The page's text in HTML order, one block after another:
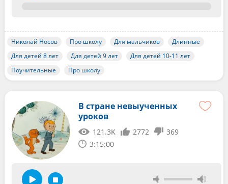
Николай Носов Про школу Для мальчиков
Длинные
Для детей 8 лет
Для детей 9 лет
Для детей 10-11 лет
Поучительные
Про школу
В стране невыученных
уроков
121.3K 2772
369
3:15:00